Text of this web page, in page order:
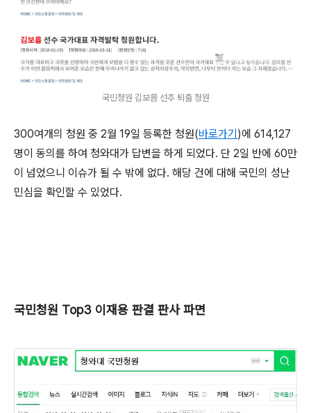
국민청원 김보름 선추 퇴출 청원
300여개의 청원 중 2월 19일 등록한 청원(바로가기)에 614,127
명이 동의를 하여 청와대가 답변을 하게 되었다. 단 2일 반에 60만
이 넘었으니 이슈가 될 수 밖에 없다. 해당 건에 대해 국민의 성난
민심을 확인할 수 있었다.
국민청원 Top3 이재용 판결 판사 파면